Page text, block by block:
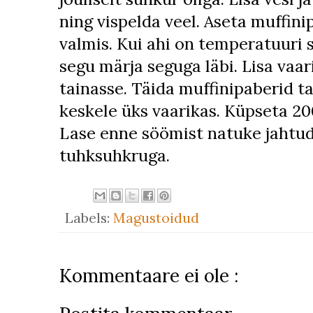
ning vispelda veel. Aseta
valmis. Kui ahi on temperatuuri
segu märja seguga läbi. Lisa
tainasse. Täida muffinipaberid
keskele üks vaarikas. Küpseta
Lase enne söömist natuke
tuhksuhkruga.
Labels: Magustoidud
Kommentaare ei ole :